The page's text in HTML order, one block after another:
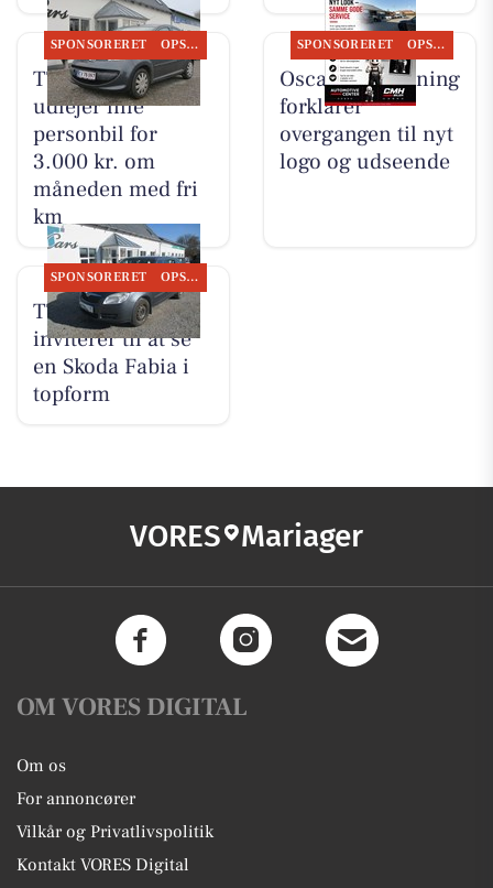
SPONSORERET OPSLAGSTAVLEN
TT CARS ApS
udlejer lille
personbil for
3.000 kr. om
måneden med fri
km
SPONSORERET OPSLAGSTAVLEN
Oscar Biludlejning
forklarer
overgangen til nyt
logo og udseende
SPONSORERET OPSLAGSTAVLEN
TT CARS ApS
inviterer til at se
en Skoda Fabia i
topform
VORES Mariager
OM VORES DIGITAL
Om os
For annoncører
Vilkår og Privatlivspolitik
Kontakt VORES Digital